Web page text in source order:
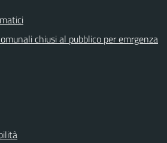
chiusi al pubblico per emrgenza